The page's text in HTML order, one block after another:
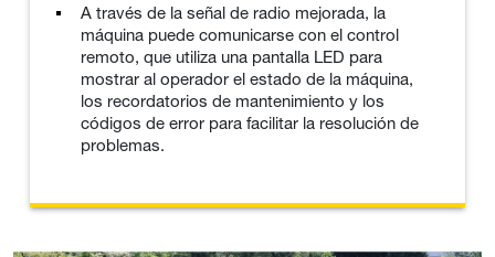
A través de la señal de radio mejorada, la
máquina puede comunicarse con el control
remoto, que utiliza una pantalla LED para
mostrar al operador el estado de la máquina,
los recordatorios de mantenimiento y los
códigos de error para facilitar la resolución de
problemas.